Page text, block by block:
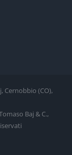
Cernobbio (CO),
Baj & C.,